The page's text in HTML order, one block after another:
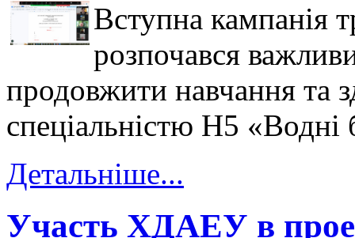
Вступна кампанія
розпочався
продовжити навчання та
спеціальністю Н5 «Водні
Детальніше...
Участь ХДАЕУ в